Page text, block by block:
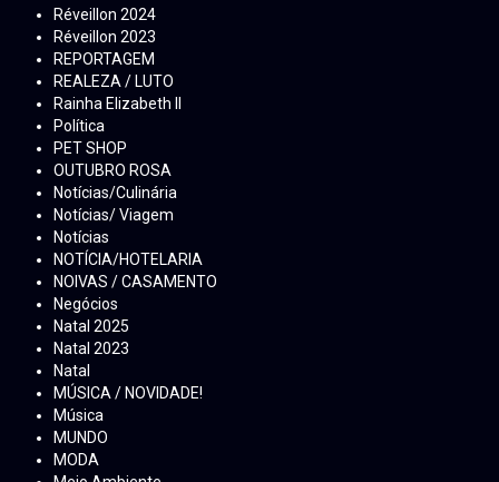
Réveillon 2024
Réveillon 2023
REPORTAGEM
REALEZA / LUTO
Rainha Elizabeth ll
Política
PET SHOP
OUTUBRO ROSA
Notícias/Culinária
Notícias/ Viagem
Notícias
NOTÍCIA/HOTELARIA
NOIVAS / CASAMENTO
Negócios
Natal 2025
Natal 2023
Natal
MÚSICA / NOVIDADE!
Música
MUNDO
MODA